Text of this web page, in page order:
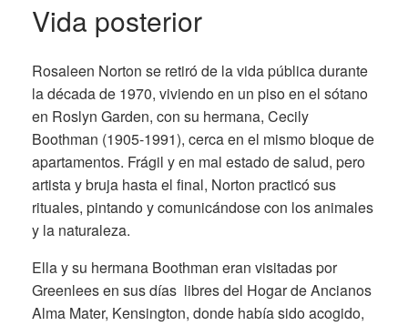
Vida posterior
Rosaleen Norton se retiró de la vida pública durante
la década de 1970, viviendo en un piso en el sótano
en Roslyn Garden, con su hermana, Cecily
Boothman (1905-1991), cerca en el mismo bloque de
apartamentos. Frágil y en mal estado de salud, pero
artista y bruja hasta el final, Norton practicó sus
rituales, pintando y comunicándose con los animales
y la naturaleza.
Ella y su hermana Boothman eran visitadas por
Greenlees en sus días libres del Hogar de Ancianos
Alma Mater, Kensington, donde había sido acogido,